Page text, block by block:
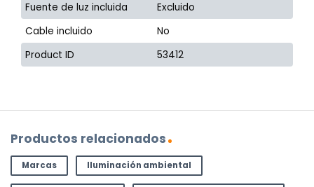
Fuente de luz incluida
Excluido
Cable incluido
No
Product ID
53412
Productos relacionados
Marcas Iluminación ambiental